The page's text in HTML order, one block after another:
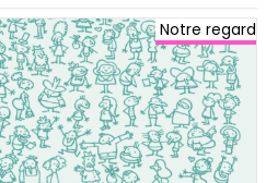
Notre regard